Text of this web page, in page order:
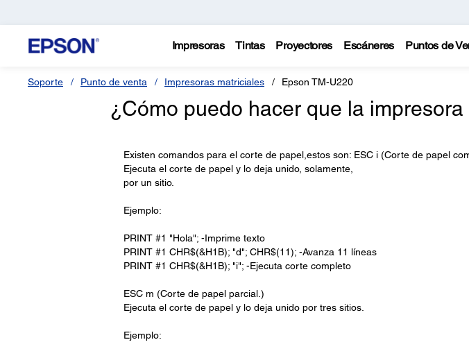
Impresoras Tintas Proyectores Escáneres Puntos de
Soporte Punto de venta Impresoras matriciales Epson TM-U220
¿Cómo puedo hacer que la
Existen comandos para el corte de papel,estos son: ESC i (Corte de papel
Ejecuta el corte de papel y lo deja unido, solamente,
por un sitio.
Ejemplo:
PRINT #1 "Hola"; -Imprime texto
PRINT #1 CHR$(&H1B); "d"; CHR$(11); -Avanza 11 líneas
PRINT #1 CHR$(&H1B); "i"; -Ejecuta corte completo
ESC m (Corte de papel parcial.)
Ejecuta el corte de papel y lo deja unido por tres sitios.
Ejemplo: